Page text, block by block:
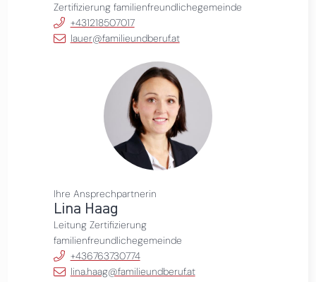
Zertifizierung familienfreundlichegemeinde
+431218507017
lauer@familieundberuf.at
Ihre Ansprechpartnerin
Lina Haag
Leitung Zertifizierung
familienfreundlichegemeinde
+436763730774
lina.haag@familieundberuf.at